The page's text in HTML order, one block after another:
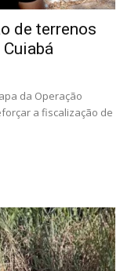
de terrenos
da Operação
a fiscalização de